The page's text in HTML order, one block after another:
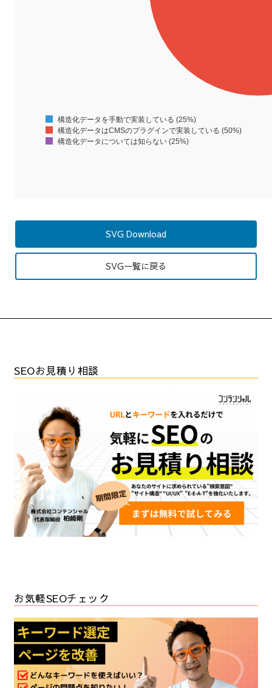
構造化データを手動で実装している (25%)
構造化データはCMSのプラグインで実装している (50%)
構造化データについては知らない (25%)
SVG Download
SVG一覧に戻る
SEOお見積り相談
お気軽SEOチェック